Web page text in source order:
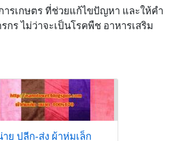
รเกษตร ที่ช่วยแก้ไขปัญหา และให้คำ
กร ไม่ว่าจะเป็นโรคพืช อาหารเสริม
ย ปลีก-ส่ง ผ้าห่มเล็ก